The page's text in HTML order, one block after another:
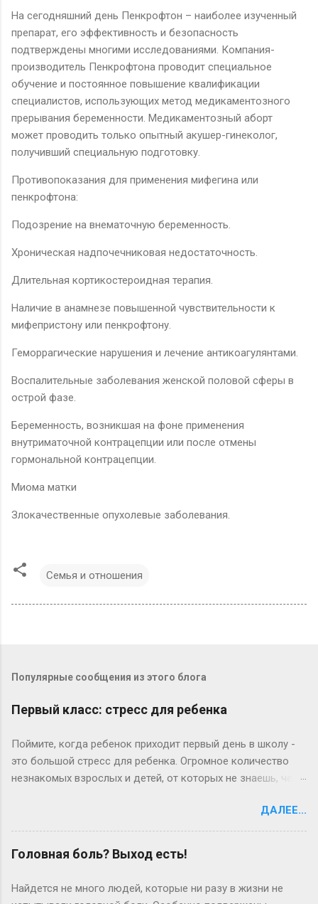
На сегодняшний день Пенкрофтон – наиболее изученный
препарат, его эффективность и безопасность
подтверждены многими исследованиями. Компания-
производитель Пенкрофтона проводит специальное
обучение и постоянное повышение квалификации
специалистов, использующих метод медикаментозного
прерывания беременности. Медикаментозный аборт
может проводить только опытный акушер-гинеколог,
получивший специальную подготовку.
Противопоказания для применения мифегина или
пенкрофтона:
Подозрение на внематочную беременность.
Хроническая надпочечниковая недостаточность.
Длительная кортикостероидная терапия.
Наличие в анамнезе повышенной чувствительности к
мифепристону или пенкрофтону.
Геморрагические нарушения и лечение антикоагулянтами.
Воспалительные заболевания женской половой сферы в
острой фазе.
Беременность, возникшая на фоне применения
внутриматочной контрацепции или после отмены
гормональной контрацепции.
Миома матки
Злокачественные опухолевые заболевания.
Семья и отношения
Популярные сообщения из этого блога
Первый класс: стресс для ребенка
Поймите, когда ребенок приходит первый день в школу -
это большой стресс для ребенка. Огромное количество
незнакомых взрослых и детей, от которых не знаешь, чего
встает вопрос о дисциплине. Теперь ребенок поднимается
утром раньше, чем привык, ему надо умыться, одеться,
позавтракать. Это часто тяжелое испытание для
родителей. Если он долго копается по утрам и в результате
него: «Дорогой, ты так долго одеваешься по утрам, что мы
ДАЛЕЕ...
Головная боль? Выход есть!
Найдется не много людей, которые ни разу в жизни не